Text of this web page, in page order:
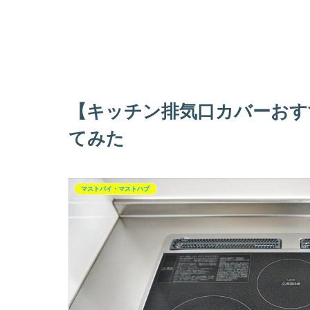
【キッチン排気口カバーお
てみた
マストバイ・マストハブ